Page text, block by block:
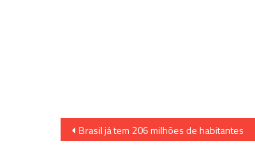
Navegação
Brasil já tem 206 milhões de habitantes